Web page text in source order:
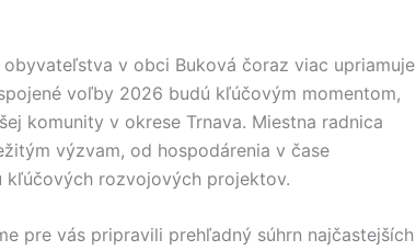
obyvateľstva v obci Buková čoraz viac upriamuje
voľby 2026 budú kľúčovým momentom,
komunity v okrese Trnava. Miestna radnica
výzvam, od hospodárenia v čase
kľúčových rozvojových projektov.
pre vás pripravili prehľadný súhrn najčastejších